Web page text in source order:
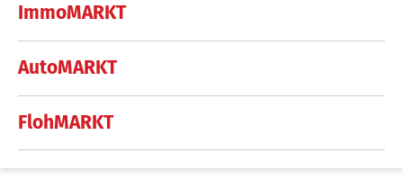
ImmoMARKT
AutoMARKT
FlohMARKT